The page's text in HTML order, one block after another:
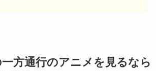
方通行のアニメを見るなら